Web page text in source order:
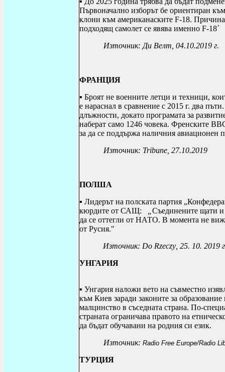
Първоначално изборът бе ориентиран
клони към американаските F-18.
подходящ самолет се явява именно F-18´
Източник: Ди Велт, 04.10.2019 г.
ФРАНЦИЯ
▪ Броят не военните летци и техници,
е нараснал в сравнение с 2015 г. два
длъжности, докато програмата за
наберат само 1246 човека. Френските
за да се поддържа наличния авиационен
Източник: Tribune , 27.10.2019
ПОЛША
▪ Лидерът на полската партия
кюрдите от САЩ:
Съединените щати
да се оттегли от НАТО. В момента не
от Русия."
Източник: Do Rzeczy , 25. 10. 2019
УНГАРИЯ
▪ Унгария наложи вето на съвместно
към Киев заради законите за
малцинство в съседната страна. По-
страната ограничава правото на
да бъдат обучавани на родния си език.
Източник: Radio Free Europe/Radio
ТУРЦИЯ